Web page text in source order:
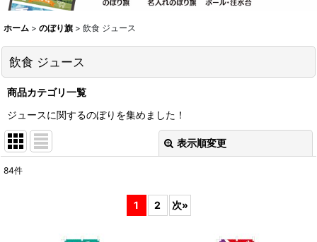
ホーム > のぼり旗 > 飲食 ジュース
飲食 ジュース
商品カテゴリ一覧
ジュースに関するのぼりを集めました！
表示順変更
84件
1 2 次»